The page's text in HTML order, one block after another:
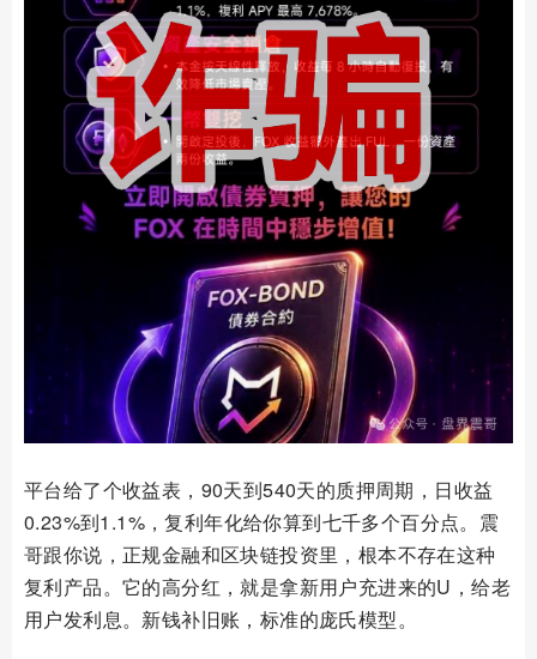
平台给了个收益表，90天到540天的质押周期，日收益
0.23%到1.1%，复利年化给你算到七千多个百分点。震
哥跟你说，正规金融和区块链投资里，根本不存在这种
复利产品。它的高分红，就是拿新用户充进来的U，给老
用户发利息。新钱补旧账，标准的庞氏模型。